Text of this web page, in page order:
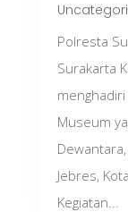
Polresta
Surakarta
Museum
Jebres,
Kegiatan...